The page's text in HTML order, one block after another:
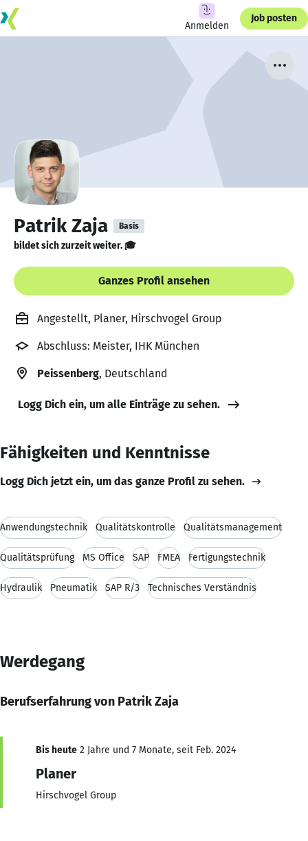
Anmelden
Job posten
Patrik Zaja Basis
bildet sich zurzeit weiter. 🎓
Ganzes Profil ansehen
Angestellt, Planer, Hirschvogel Group
Abschluss: Meister, IHK München
Peissenberg, Deutschland
Logg Dich ein, um alle Einträge zu sehen.
Fähigkeiten und Kenntnisse
Logg Dich jetzt ein, um das ganze Profil zu sehen.
Anwendungstechnik Qualitätskontrolle Qualitätsmanagement
Qualitätsprüfung MS Office SAP FMEA Fertigungstechnik
Hydraulik Pneumatik SAP R/3 Technisches Verständnis
Werdegang
Berufserfahrung von Patrik Zaja
Bis heute 2 Jahre und 7 Monate, seit Feb. 2024
Planer
Hirschvogel Group